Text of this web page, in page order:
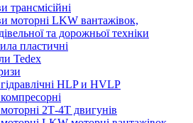
трансмісійні
моторні LKW вантажівок,
та дорожньої техніки
пластичні
Tedex
HLP и HVLP
2Т-4Т двигунів